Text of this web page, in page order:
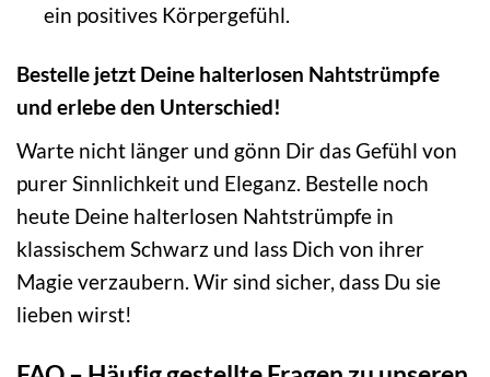
ein positives Körpergefühl.
Bestelle jetzt Deine halterlosen Nahtstrümpfe
und erlebe den Unterschied!
Warte nicht länger und gönn Dir das Gefühl von
purer Sinnlichkeit und Eleganz. Bestelle noch
heute Deine halterlosen Nahtstrümpfe in
klassischem Schwarz und lass Dich von ihrer
Magie verzaubern. Wir sind sicher, dass Du sie
lieben wirst!